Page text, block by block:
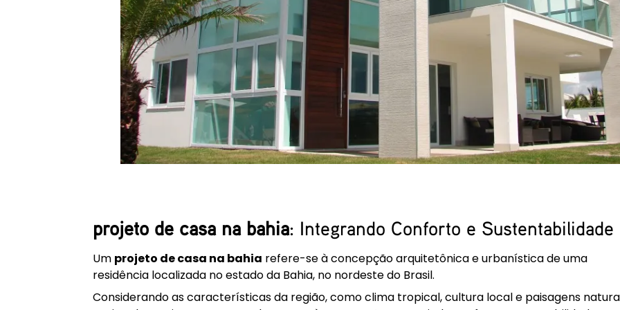
projeto de casa na bahia: Integrando Conforto e Sustentabilidade
Um projeto de casa na bahia refere-se à concepção arquitetônica e urbanística de uma
residência localizada no estado da Bahia, no nordeste do Brasil.
Considerando as características da região, como clima tropical, cultura local e paisagens